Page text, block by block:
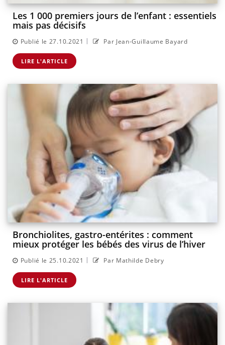
Les 1 000 premiers jours de l’enfant : essentiels
mais pas décisifs
Publié le 27.10.2021 | Par Jean-Guillaume Bayard
LIRE L'ARTICLE
Bronchiolites, gastro-entérites : comment
mieux protéger les bébés des virus de l’hiver
Publié le 25.10.2021 | Par Mathilde Debry
LIRE L'ARTICLE